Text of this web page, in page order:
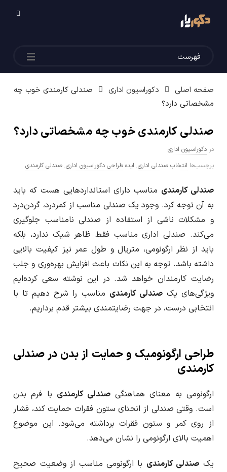
م
ل
ه
د
ک
و
ر
ی
ا
ر
فهرست
صفحه اصلی
دکوراسیون اداری
صندلی کارمندی خوب چه
مشخصاتی دارد؟
صندلی کارمندی خوب چه مشخصاتی دارد؟
دردکوراسیون اداری
برچسب‌ها انتخاب صندلی اداری, ایده طراحی دکوراسیون اداری,صندلی کارمندی
صندلی کارمندی مناسب دارای استانداردهایی هست که باید
به آن توجه کرد. وجود یک صندلی مناسب از کمردرد، گردن‌درد
و مشکلات ناشی از استفاده از صندلی نامناسب جلوگیری
می‌کند. صندلی اداری مناسب فقط ظاهر شیک ندارد، بلکه
باید از نظر ارگونومی، متریال و طول عمر نیز کیفیت بالایی
داشته باشد. توجه به این نکات باعث افزایش بهره‌وری و جلب
رضایت کارمندان خواهد شد. در این نوشته سعی کرده‌ایم
ویژگی‌های یکصندلی کارمندی مناسب را شرح دهیم تا با
انتخابی درست، در جهت رضایتمندی بیشتر قدم برداریم.
طراحی ارگونومیک و حمایت از بدن در صندلی
کارمندی
ارگونومی به معنای هماهنگی صندلی کارمندی با فرم بدن
است. وقتی صندلی از انحنای ستون فقرات حمایت کند، فشار
از روی کمر و ستون فقرات برداشته می‌شود. این موضوع
اهمیت بالای ارگونومی را نشان می‌دهد.
یک صندلی کارمندی با ارگونومی مناسب از وضعیت صحیح